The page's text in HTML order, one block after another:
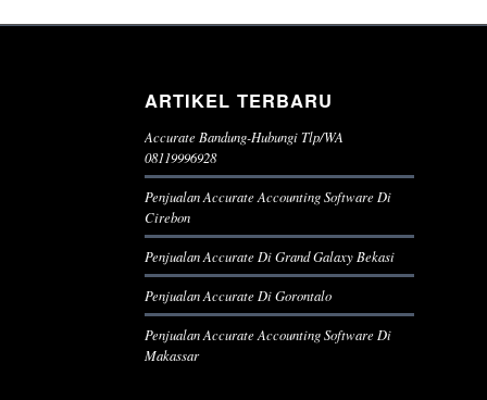
ARTIKEL TERBARU
Accurate Bandung-Hubungi Tlp/WA
08119996928
Penjualan Accurate Accounting Software Di
Cirebon
Penjualan Accurate Di Grand Galaxy Bekasi
Penjualan Accurate Di Gorontalo
Penjualan Accurate Accounting Software Di
Makassar